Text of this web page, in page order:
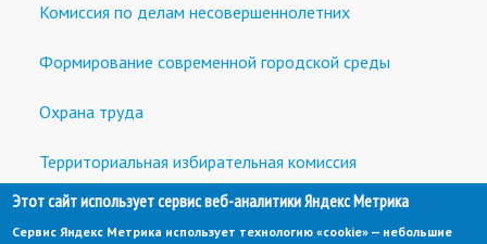
Комиссия по делам несовершеннолетних
Формирование современной городской среды
Охрана труда
Территориальная избирательная комиссия
Встречи с предпринимателями и инвесторами
Этот сайт использует сервис веб-аналитики Яндекс Метрика
Сервис Яндекс Метрика использует технологию «cookie» — небольшие